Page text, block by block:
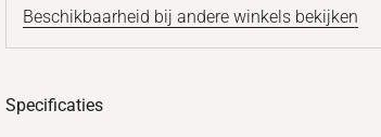
Beschikbaarheid bij andere winkels bekijken
Specificaties